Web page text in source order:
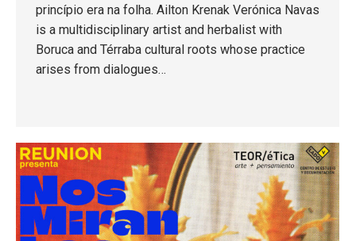
princípio era na folha. Ailton Krenak Verónica Navas
is a multidisciplinary artist and herbalist with
Boruca and Térraba cultural roots whose practice
arises from dialogues…